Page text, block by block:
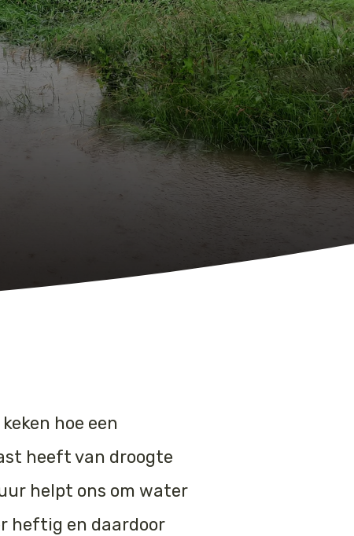
hoe een
heeft van droogte
helpt ons om water
heftig en daardoor